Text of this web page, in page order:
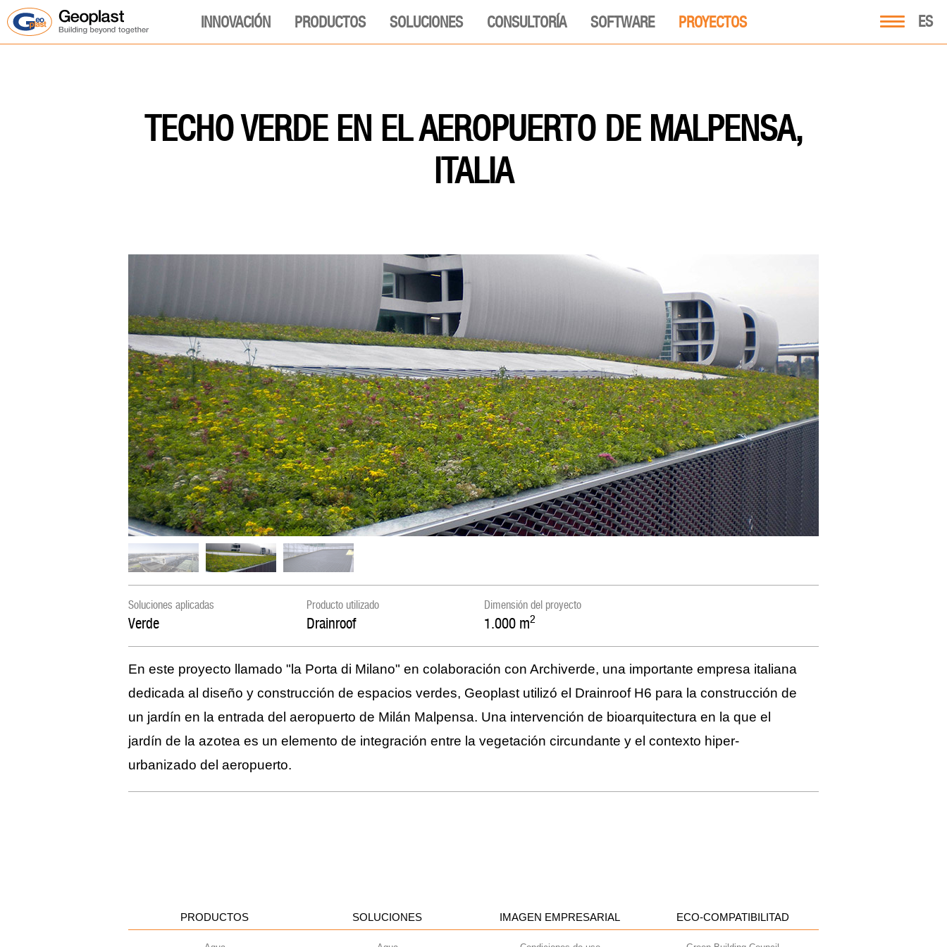
ES
INNOVACIÓN PRODUCTOS SOLUCIONES CONSULTORÍA SOFTWARE PROYECTOS
TECHO VERDE EN EL AEROPUERTO DE MALPENSA,
ITALIA
Soluciones aplicadas
Verde
Producto utilizado
Drainroof
Dimensión del proyecto
1.000 m2
En este proyecto llamado "la Porta di Milano" en colaboración con Archiverde, una importante empresa italiana
dedicada al diseño y construcción de espacios verdes, Geoplast utilizó el Drainroof H6 para la construcción de
un jardín en la entrada del aeropuerto de Milán Malpensa. Una intervención de bioarquitectura en la que el
jardín de la azotea es un elemento de integración entre la vegetación circundante y el contexto hiper-
urbanizado del aeropuerto.
PRODUCTOS SOLUCIONES IMAGEN EMPRESARIAL ECO-COMPATIBILITAD